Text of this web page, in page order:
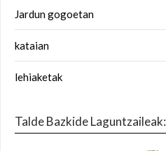
Jardun gogoetan
kataian
lehiaketak
Talde Bazkide Laguntzaileak: